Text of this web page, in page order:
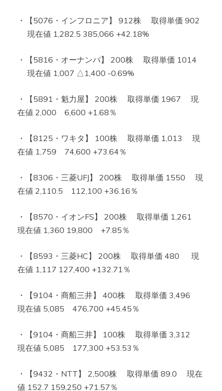
・【5076・インフロニア】 912株 取得単価 902
現在値 1,282.5 385,066 +42.18%
・【5816・オーナンバ】 200株 取得単価 1014
現在値 1,007 △1,400 -0.69%
・【5891・魁力屋】 200株 取得単価 1967 現
在値 2,000 6,600 +1.68％
・【8125・ワキタ】 100株 取得単価 1,013 現
在値 1,759 74,600 +73.64％
・【8306・三菱UFJ】 200株 取得単価 1550 現
在値 2,110.5 112,100 +36.16％
・【8570・イオンFS】 200株 取得単価 1,261
現在値 1,360 19,800 +7.85％
・【8593・三菱HC】 200株 取得単価 480 現
在値 1,117 127,400 +132.71％
・【9104・商船三井】 400株 取得単価 3,496
現在値 5,085 476,700 +45.45％
・【9104・商船三井】 100株 取得単価 3,312
現在値 5,085 177,300 +53.53％
・【9432・NTT】 2,500株 取得単価 89.0 現在
値 152.7 159,250 +71.57％